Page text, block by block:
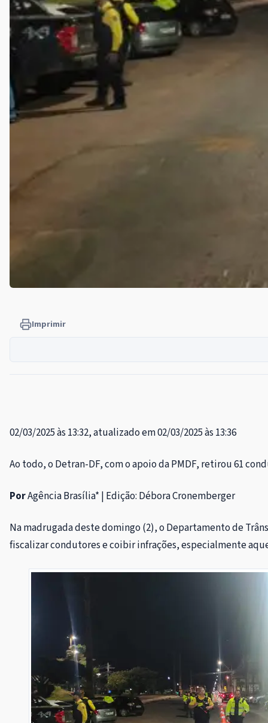
Imprimir
02/03/2025 às 13:32, atualizado em 02/03/2025 às 13:36
Ao todo, o Detran-DF, com o apoio da PMDF, retirou 61
PorAgência Brasília* | Edição: Débora Cronemberger
Na madrugada deste domingo (2), o Departamento de
fiscalizar condutores e coibir infrações, especialmente